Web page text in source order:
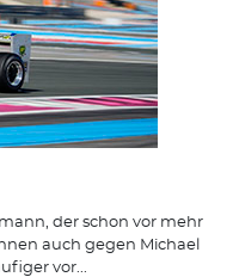
der schon vor mehr
auch gegen Michael
vor...